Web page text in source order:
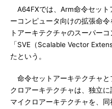
A64FXでは、Arm命令セット
ーコンピュータ向けの拡張命
トアーキテクチャのスーパー
「SVE（Scalable Vector
たという。
命令セットアーキテクチャと
クロアーキテクチャは、独立
マイクロアーキテクチャを、